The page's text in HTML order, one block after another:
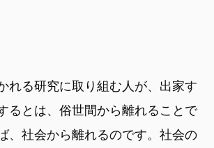
れる研究に取り組む人が、出家す
るとは、俗世間から離れることで
、社会から離れるのです。社会の